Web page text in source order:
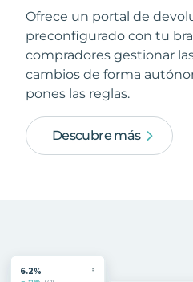
Ofrece un portal de
preconfigurado con tu
compradores gestionar
cambios de forma
pones las reglas.
Descubre más